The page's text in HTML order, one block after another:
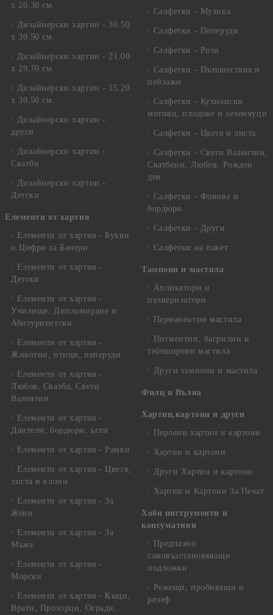
х 20.30 см.
Дизайнерски хартии - 30.50
х 30.50 см.
Дизайнерски хартии - 21,00
х 29,70 см
Дизайнерски хартии - 15.20
x 30.50 см.
Дизайнерски хартии -
други
Дизайнерски хартии -
Сватби
Дизайнерски хартии -
Детски
Елементи от хартия
Елементи от хартия - Букви
и Цифри за Банери
Елементи от хартия -
Детски
Елементи от хартия -
Училище, Дипломиране и
Абитуриентски
Елементи от хартия -
Животни, птици, пеперуди
Елементи от хартия -
Любов, Сватба, Свети
Валентин
Елементи от хартия -
Дантели, бордюри, ъгли
Елементи от хартия - Рамки
Елементи от хартия - Цветя,
листа и клони
Елементи от хартия - За
Жени
Елементи от хартия - За
Мъже
Елементи от хартия -
Морски
Елементи от хартия - Къщи,
Врати, Прозорци, Огради,
Салфетки - Музика
Салфетки - Пеперуди
Салфетки - Рози
Салфетки - Пътешествия и
пейзажи
Салфетки - Кухненски
мотиви, плодове и зеленчуци
Салфетки - Цветя и листа
Салфетки - Свети Валентин,
Сватбени, Любов, Рожден
ден
Салфетки - Фонове и
бордюри
Салфетки - Други
Салфетки на пакет
Тампони и мастила
Апликатори и
пулверизатори
Перманентни мастила
Пигментни, багрилни и
тебеширени мастила
Други тампони и мастила
Филц и Вълна
Хартии,картони и други
Перлени хартии и картони
Хартии и картони
Други Хартии и картони
Хартии и Картони За Печат
Хоби инструменти и
консумативи
Предпазни
самовъзстановяващи
подложки
Режещи, пробиващи и
релеф